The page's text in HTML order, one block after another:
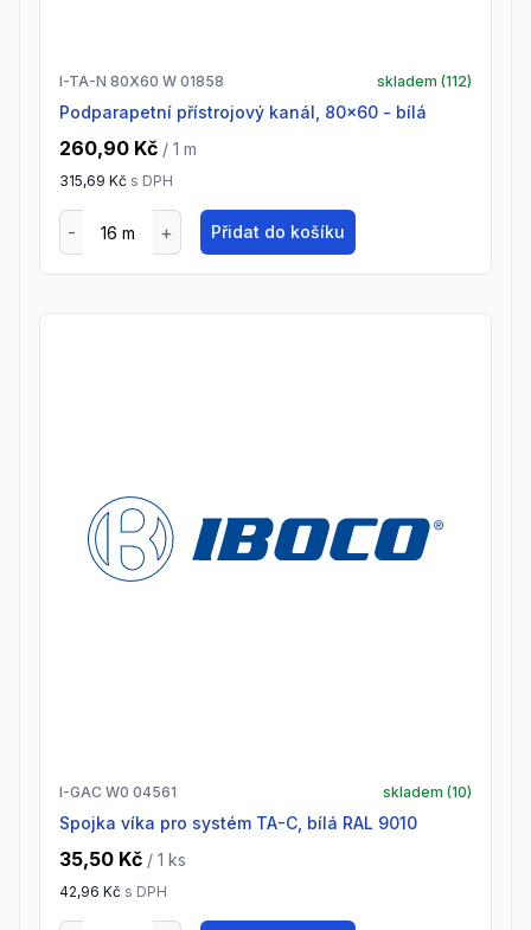
I-TA-N 80X60 W 01858 skladem (112)
Podparapetní přístrojový kanál, 80x60 - bílá
260,90 Kč / 1 m
315,69 Kč s DPH
Přidat do košíku
I-GAC W0 04561 skladem (10)
Spojka víka pro systém TA-C, bílá RAL 9010
35,50 Kč / 1 ks
42,96 Kč s DPH